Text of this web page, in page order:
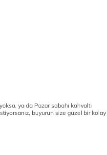
ya da Pazar sabahı kahvaltı
buyurun size güzel bir kolay